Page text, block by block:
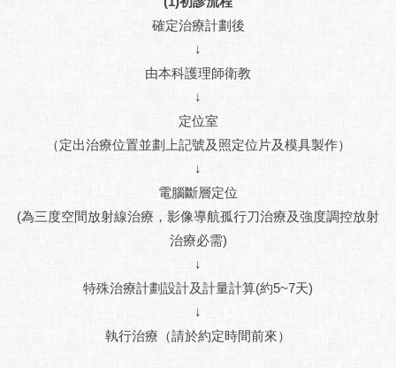
確定治療計劃後
↓
由本科護理師衛教
↓
定位室
（定出治療位置並劃上記號及照定位片及模具製作）
↓
電腦斷層定位
(為三度空間放射線治療，影像導航孤行刀治療及強度調控放射
治療必需)
↓
特殊治療計劃設計及計量計算(約5~7天)
↓
執行治療（請於約定時間前來）